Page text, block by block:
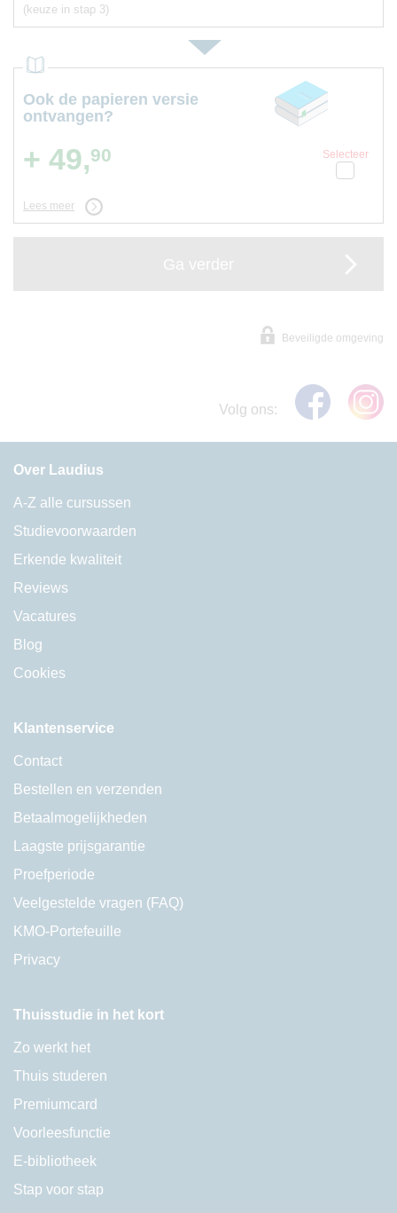
(keuze in stap 3)
Ook de papieren versie
ontvangen?
Selecteer
+ 49,90
Lees meer
Beveiligde omgeving
Volg ons:
Over Laudius
A-Z alle cursussen
Studievoorwaarden
Erkende kwaliteit
Reviews
Vacatures
Blog
Cookies
Klantenservice
Contact
Bestellen en verzenden
Betaalmogelijkheden
Laagste prijsgarantie
Proefperiode
Veelgestelde vragen (FAQ)
KMO-Portefeuille
Privacy
Thuisstudie in het kort
Zo werkt het
Thuis studeren
Premiumcard
Voorleesfunctie
E-bibliotheek
Stap voor stap